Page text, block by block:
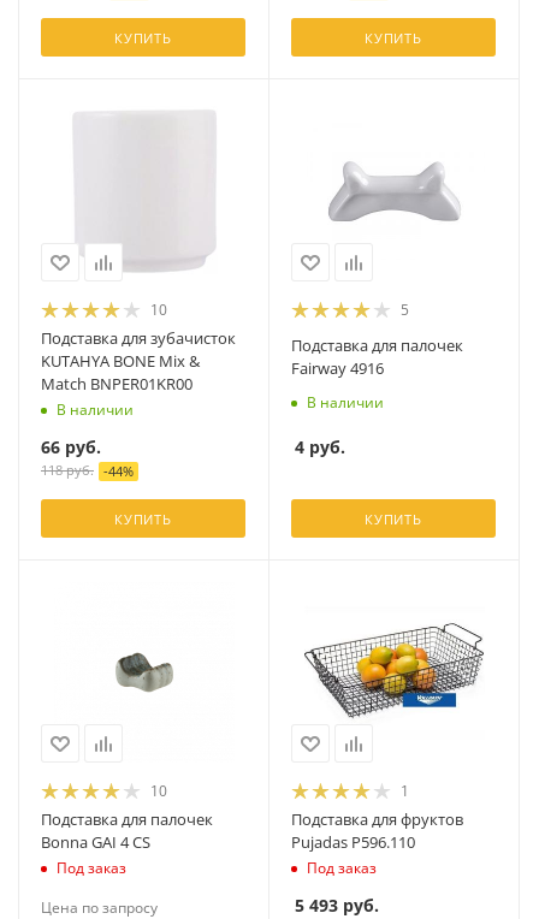
КУПИТЬ КУПИТЬ
10
Подставка для зубачисток
KUTAHYA BONE Mix &
Match BNPER01KR00
В наличии
66 руб.
118руб. -44%
КУПИТЬ
5
Подставка для палочек
Fairway 4916
В наличии
4 руб.
КУПИТЬ
10
Подставка для палочек
Bonna GAI 4 CS
Под заказ
Цена по запросу
1
Подставка для фруктов
Pujadas P596.110
Под заказ
5 493 руб.